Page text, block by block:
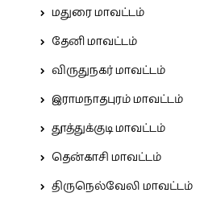
மதுரை மாவட்டம்
தேனி மாவட்டம்
விருதுநகர் மாவட்டம்
இராமநாதபுரம் மாவட்டம்
தூத்துக்குடி மாவட்டம்
தென்காசி மாவட்டம்
திருநெல்வேலி மாவட்டம்